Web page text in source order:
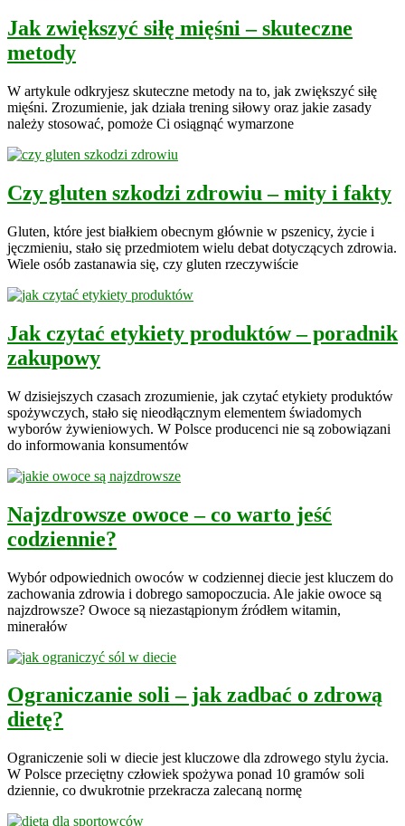
Jak zwiększyć siłę mięśni – skuteczne
metody
W artykule odkryjesz skuteczne metody na to, jak zwiększyć siłę
mięśni. Zrozumienie, jak działa trening siłowy oraz jakie zasady
należy stosować, pomoże Ci osiągnąć wymarzone
Czy gluten szkodzi zdrowiu – mity i fakty
Gluten, które jest białkiem obecnym głównie w pszenicy, życie i
jęczmieniu, stało się przedmiotem wielu debat dotyczących zdrowia.
Wiele osób zastanawia się, czy gluten rzeczywiście
Jak czytać etykiety produktów – poradnik
zakupowy
W dzisiejszych czasach zrozumienie, jak czytać etykiety produktów
spożywczych, stało się nieodłącznym elementem świadomych
wyborów żywieniowych. W Polsce producenci nie są zobowiązani
do informowania konsumentów
Najzdrowsze owoce – co warto jeść
codziennie?
Wybór odpowiednich owoców w codziennej diecie jest kluczem do
zachowania zdrowia i dobrego samopoczucia. Ale jakie owoce są
najzdrowsze? Owoce są niezastąpionym źródłem witamin,
minerałów
Ograniczanie soli – jak zadbać o zdrową
dietę?
Ograniczenie soli w diecie jest kluczowe dla zdrowego stylu życia.
W Polsce przeciętny człowiek spożywa ponad 10 gramów soli
dziennie, co dwukrotnie przekracza zalecaną normę